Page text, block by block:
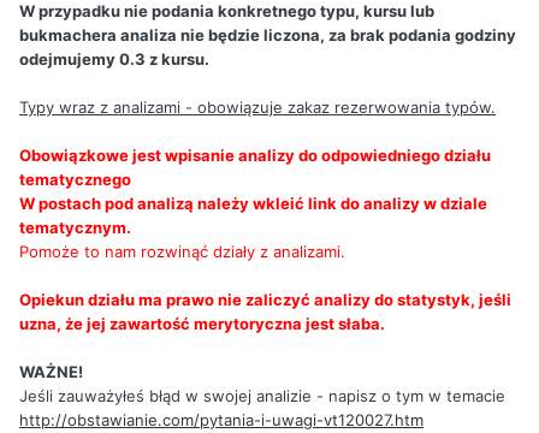
W przypadku nie podania konkretnego typu, kursu lub
bukmachera analiza nie będzie liczona, za brak podania godziny
odejmujemy 0.3 z kursu.
Typy wraz z analizami - obowiązuje zakaz rezerwowania typów.
Obowiązkowe jest wpisanie analizy do odpowiedniego działu
tematycznego
W postach pod analizą należy wkleić link do analizy w dziale
tematycznym.
Pomoże to nam rozwinąć działy z analizami.
Opiekun działu ma prawo nie zaliczyć analizy do statystyk, jeśli
uzna, że jej zawartość merytoryczna jest słaba.
WAŻNE!
Jeśli zauważyłeś błąd w swojej analizie - napisz o tym w temacie
http://obstawianie.com/pytania-i-uwagi-vt120027.htm